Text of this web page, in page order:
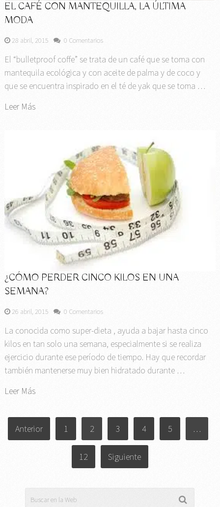
EL CAFÉ CON MANTEQUILLA, LA ÚLTIMA
MODA
28 abril, 2015 0 Comentarios
El “bulletproof coffe” se trata de un café que se toma con
mantequila ecológica y con aceite de palma y de coco y
que se encuentra inspirado en el té de yak que se toma …
Leer Más
¿CÓMO PERDER CINCO KILOS EN UNA
SEMANA?
26 abril, 2015 0 Comentarios
La conocida como super-dieta , ayuda a bajar hasta cinco
kilos en tan solo una semana, especialmente si se realiza
ejercicio durante ese período de tiempo. Hay que recordar
también mantenerse muy bien hidratado durante …
Leer Más
PAGINACIÓN
DEAnterior 1 2 3 4 5 …
12 Siguiente